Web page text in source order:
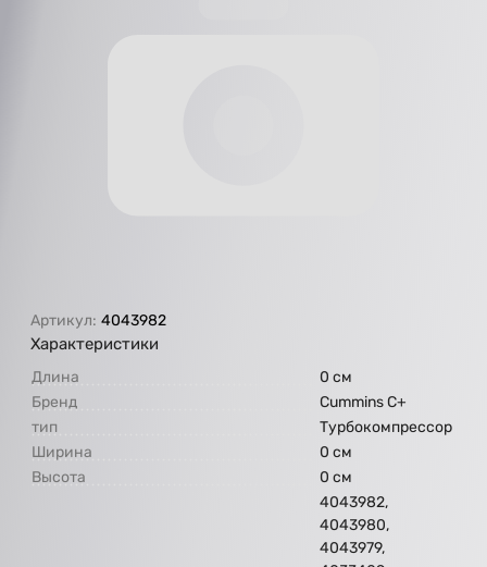
Артикул: 4043982
Характеристики
Длина
0 см
Бренд
Cummins C+
тип
Турбокомпрессор
Ширина
0 см
Высота
0 см
4043982,
4043980,
4043979,